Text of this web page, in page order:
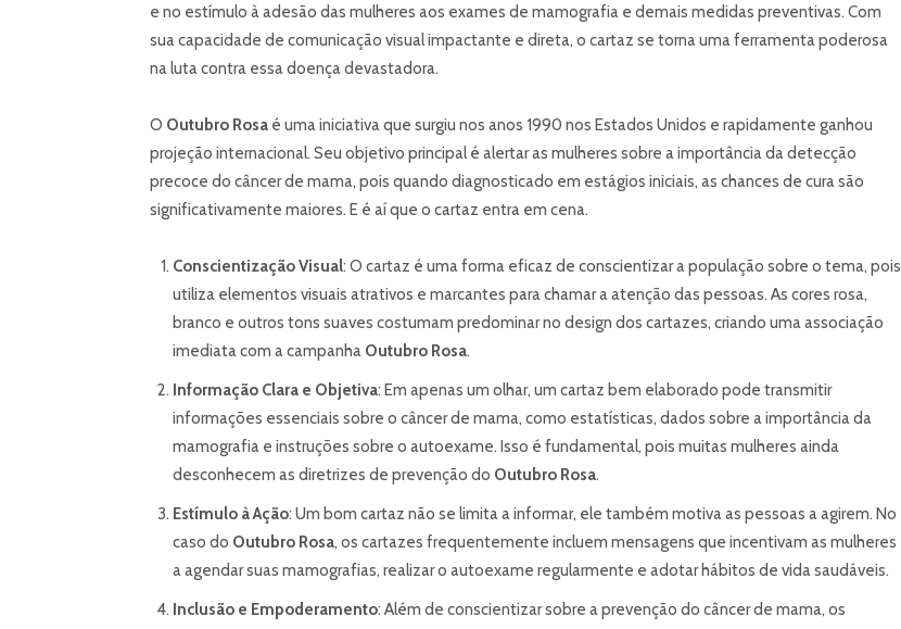
e no estímulo à adesão das mulheres aos exames de mamografia e demais medidas preventivas. Com
sua capacidade de comunicação visual impactante e direta, o cartaz se torna uma ferramenta poderosa
na luta contra essa doença devastadora.
O Outubro Rosa é uma iniciativa que surgiu nos anos 1990 nos Estados Unidos e rapidamente ganhou
projeção internacional. Seu objetivo principal é alertar as mulheres sobre a importância da detecção
precoce do câncer de mama, pois quando diagnosticado em estágios iniciais, as chances de cura são
significativamente maiores. E é aí que o cartaz entra em cena.
Conscientização Visual: O cartaz é uma forma eficaz de conscientizar a população sobre o tema, pois
utiliza elementos visuais atrativos e marcantes para chamar a atenção das pessoas. As cores rosa,
branco e outros tons suaves costumam predominar no design dos cartazes, criando uma associação
imediata com a campanha Outubro Rosa.
Informação Clara e Objetiva: Em apenas um olhar, um cartaz bem elaborado pode transmitir
informações essenciais sobre o câncer de mama, como estatísticas, dados sobre a importância da
mamografia e instruções sobre o autoexame. Isso é fundamental, pois muitas mulheres ainda
desconhecem as diretrizes de prevenção do Outubro Rosa.
Estímulo à Ação: Um bom cartaz não se limita a informar, ele também motiva as pessoas a agirem. No
caso do Outubro Rosa, os cartazes frequentemente incluem mensagens que incentivam as mulheres
a agendar suas mamografias, realizar o autoexame regularmente e adotar hábitos de vida saudáveis.
Inclusão e Empoderamento: Além de conscientizar sobre a prevenção do câncer de mama, os